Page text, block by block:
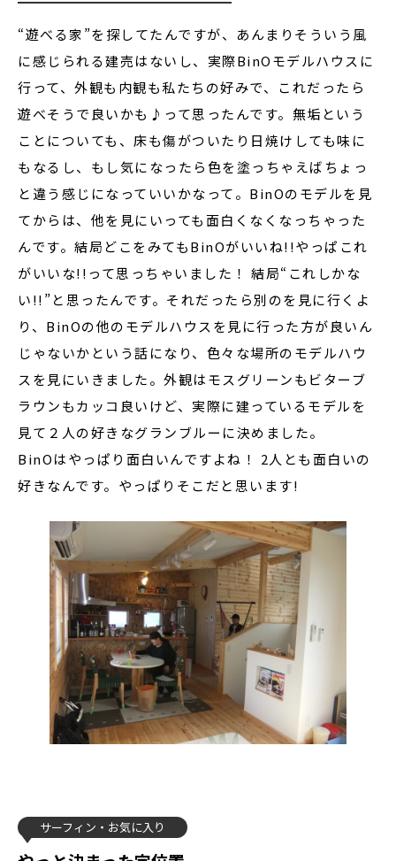
“遊べる家”を探してたんですが、あんまりそういう風
に感じられる建売はないし、実際BinOモデルハウスに
行って、外観も内観も私たちの好みで、これだったら
遊べそうで良いかも♪って思ったんです。無垢という
ことについても、床も傷がついたり日焼けしても味に
もなるし、もし気になったら色を塗っちゃえばちょっ
と違う感じになっていいかなって。BinOのモデルを見
てからは、他を見にいっても面白くなくなっちゃった
んです。結局どこをみてもBinOがいいね!!やっぱこれ
がいいな!!って思っちゃいました！ 結局“これしかな
い!!”と思ったんです。それだったら別のを見に行くよ
り、BinOの他のモデルハウスを見に行った方が良いん
じゃないかという話になり、色々な場所のモデルハウ
スを見にいきました。外観はモスグリーンもビターブ
ラウンもカッコ良いけど、実際に建っているモデルを
見て２人の好きなグランブルーに決めました。
BinOはやっぱり面白いんですよね！ 2人とも面白いの
好きなんです。やっぱりそこだと思います!
サーフィン お気に入り